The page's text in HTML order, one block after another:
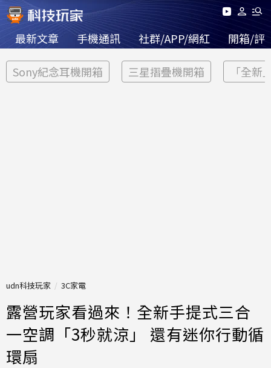
最新文章 手機通訊 社群/APP/網紅 開箱/評
Sony紀念耳機開箱 三星摺疊機開箱 「全新
udn科技玩家 3C家電
露營玩家看過來！全新手提式三合
一空調「3秒就涼」 還有迷你行動循
環扇